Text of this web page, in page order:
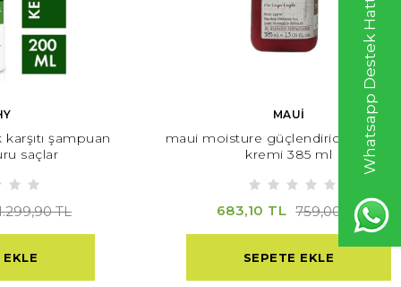
Whatsapp Destek Hattı
şampuan
saçlar
TL
EKLE
MAUİ
maui moisture güçlendirici agave
kremi 385 ml
683,10 TL 759,00 TL
SEPETE EKLE